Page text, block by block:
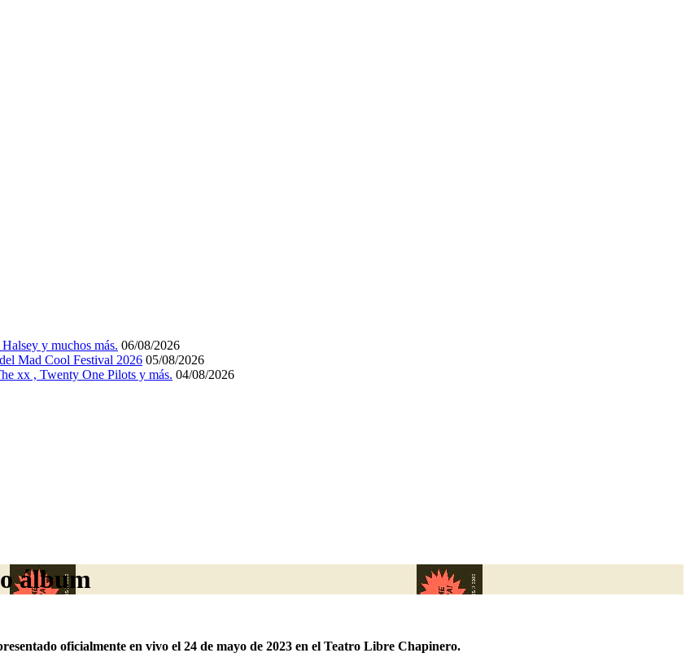
y muchos más. 06/08/2026
Mad Cool Festival 2026 05/08/2026
xx , Twenty One Pilots y más. 04/08/2026
álbum
oficialmente en vivo el 24 de mayo de 2023 en el Teatro Libre Chapinero.